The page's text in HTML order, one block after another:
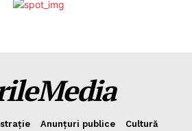
Anunțuri publice
Cultură